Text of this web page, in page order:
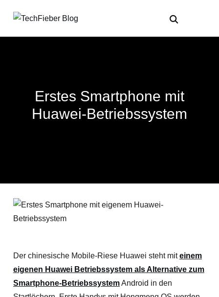
Erstes Smartphone mit
Huawei-Betriebssystem
Der chinesische Mobile-Riese Huawei steht miteinem
eigenen Huawei Betriebssystem als Alternative zum
Smartphone-BetriebssystemAndroid in den